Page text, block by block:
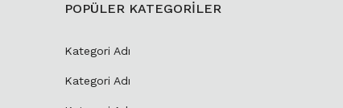
POPÜLER KATEGORİLER
Kategori Adı
Kategori Adı